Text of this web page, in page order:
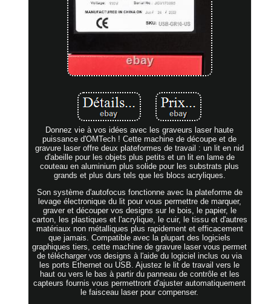
Donnez vie à vos idées avec les graveurs laser haute
puissance d'OMTech ! Cette machine de découpe et de
gravure laser offre deux plateformes de travail : un lit en nid
d'abeille pour les objets plus petits et un lit en lame de
couteau en aluminium plus solide pour les substrats plus
grands et plus durs tels que les blocs acryliques.
Son système d'autofocus fonctionne avec la plateforme de
levage électronique du lit pour vous permettre de marquer,
graver et découper vos designs sur le bois, le papier, le
carton, les plastiques et l'acrylique, le cuir, le tissu et d'autres
matériaux non métalliques plus rapidement et efficacement
que jamais. Compatible avec la plupart des logiciels
graphiques tiers, cette machine de gravure laser vous permet
de télécharger vos designs à l'aide du logiciel inclus ou via
les ports Ethernet ou USB. Ajustez le lit de travail vers le
haut ou vers le bas à partir du panneau de contrôle et les
capteurs fournis vous permettront d'ajuster automatiquement
le faisceau laser pour compenser.